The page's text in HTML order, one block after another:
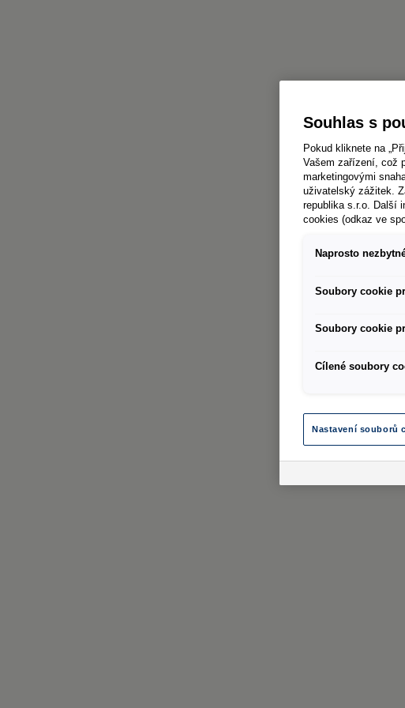
Souhlas s
Pokud kliknete na
Vašem zařízení, což
marketingovými
uživatelský zážitek.
republika s.r.o. Další
cookies (odkaz ve
Naprosto
Soubory cookie
Soubory cookie
Cílené soubory
Nastavení souborů